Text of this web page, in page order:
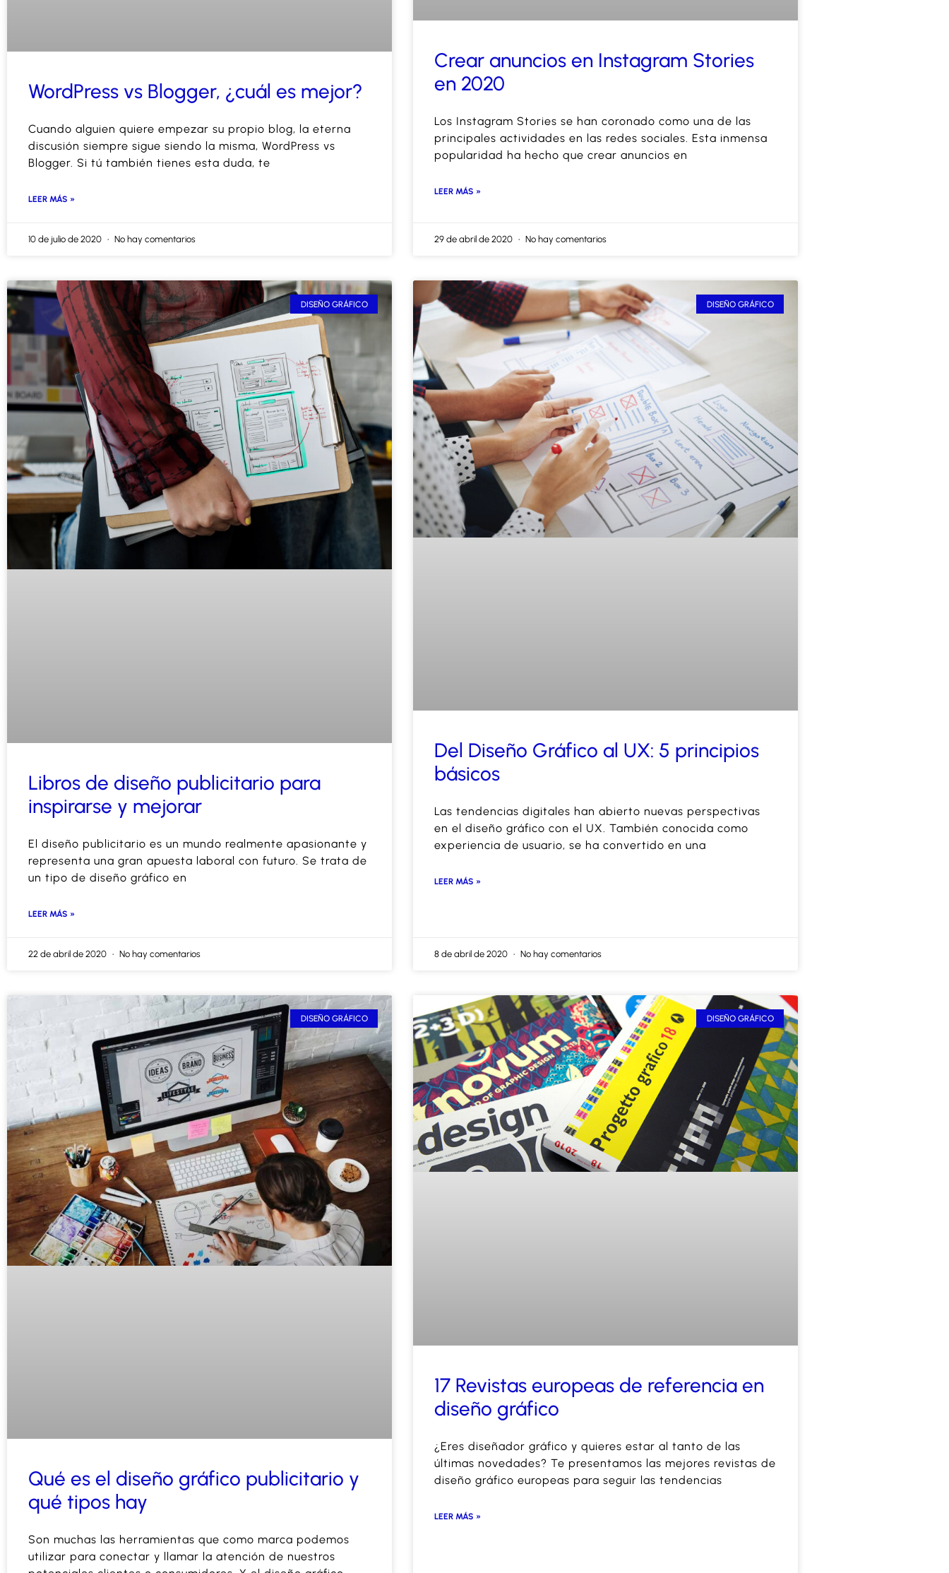
WordPress vs Blogger, ¿cuál es mejor?
Cuando alguien quiere empezar su propio blog, la eterna
discusión siempre sigue siendo la misma, WordPress vs
Blogger. Si tú también tienes esta duda, te
LEER MÁS »
10 de julio de 2020 No hay comentarios
Crear anuncios en Instagram Stories
en 2020
Los Instagram Stories se han coronado como una de las
principales actividades en las redes sociales. Esta inmensa
popularidad ha hecho que crear anuncios en
LEER MÁS »
29 de abril de 2020 No hay comentarios
DISEÑO GRÁFICO
Libros de diseño publicitario para
inspirarse y mejorar
El diseño publicitario es un mundo realmente apasionante y
representa una gran apuesta laboral con futuro. Se trata de
un tipo de diseño gráfico en
LEER MÁS »
22 de abril de 2020 No hay comentarios
DISEÑO GRÁFICO
Del Diseño Gráfico al UX: 5 principios
básicos
Las tendencias digitales han abierto nuevas perspectivas
en el diseño gráfico con el UX. También conocida como
experiencia de usuario, se ha convertido en una
LEER MÁS »
8 de abril de 2020 No hay comentarios
DISEÑO GRÁFICO
Qué es el diseño gráfico publicitario y
qué tipos hay
Son muchas las herramientas que como marca podemos
utilizar para conectar y llamar la atención de nuestros
DISEÑO GRÁFICO
17 Revistas europeas de referencia en
diseño gráfico
¿Eres diseñador gráfico y quieres estar al tanto de las
últimas novedades? Te presentamos las mejores revistas de
diseño gráfico europeas para seguir las tendencias
LEER MÁS »